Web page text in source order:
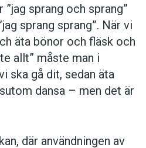
sprang och sprang”
sprang sprang”. När vi
äta bönor och fläsk och
allt” måste man i
ska gå dit, sedan äta
dansa – men det är
där användningen av